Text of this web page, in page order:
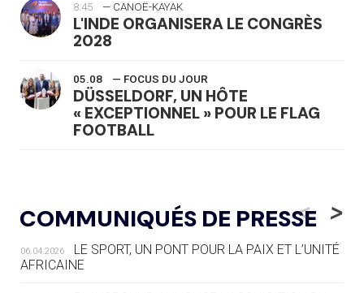
8:45 — CANOË-KAYAK
L'INDE ORGANISERA LE CONGRÈS
2028
05.08 — FOCUS DU JOUR
DÜSSELDORF, UN HÔTE
« EXCEPTIONNEL » POUR LE FLAG
FOOTBALL
LE RÊVE DE VOIR LA LUGE ALPINE
AUX JO « N'EST PAS FINI »
05.08 — TIR À L'ARC
DES MONDIAUX À BRISBANE SUR LA
COMMUNIQUÉS DE PRESSE
<
06.04.2026
LE SPORT, UN PONT POUR LA PAIX ET L’UNITÉ
AFRICAINE
>